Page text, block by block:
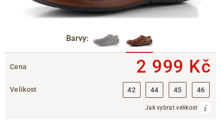
Barvy:
Cena 2 999 Kč
Velikost 42 44 45 46
Jak vybrat velikost